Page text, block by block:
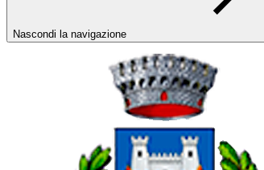
Nascondi la navigazione